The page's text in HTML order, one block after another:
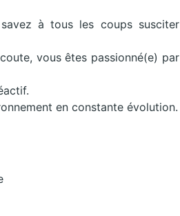
à tous les coups susciter
vous êtes passionné(e) par
en constante évolution.